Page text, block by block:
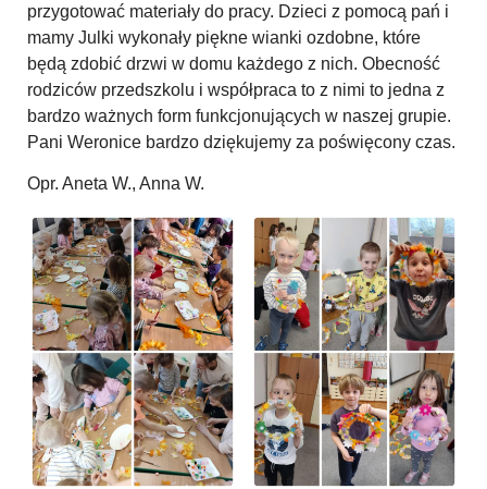
przygotować materiały do pracy. Dzieci z pomocą pań i
mamy Julki wykonały piękne wianki ozdobne, które
będą zdobić drzwi w domu każdego z nich. Obecność
rodziców przedszkolu i współpraca to z nimi to jedna z
bardzo ważnych form funkcjonujących w naszej grupie.
Pani Weronice bardzo dziękujemy za poświęcony czas.
Opr. Aneta W., Anna W.